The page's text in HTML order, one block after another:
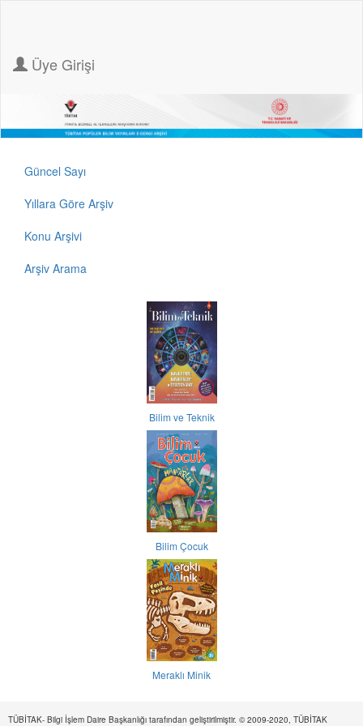
Üye Girişi
Güncel Sayı
Yıllara Göre Arşiv
Konu Arşivi
Arşiv Arama
Bilim ve Teknik
Bilim Çocuk
Meraklı Minik
TÜBİTAK- Bilgi İşlem Daire Başkanlığı tarafından geliştirilmiştir. © 2009-2020, TÜBİTAK